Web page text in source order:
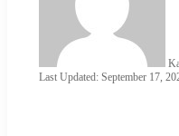
Last Updated: September 17,